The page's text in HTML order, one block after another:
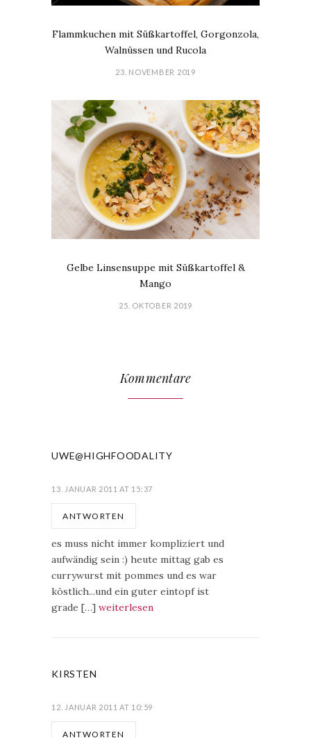
Flammkuchen mit Süßkartoffel, Gorgonzola,
Walnüssen und Rucola
23. NOVEMBER 2019
Gelbe Linsensuppe mit Süßkartoffel &
Mango
25. OKTOBER 2019
Kommentare
UWE@HIGHFOODALITY
13. JANUAR 2011 AT 15:37
ANTWORTEN
es muss nicht immer kompliziert und
aufwändig sein :) heute mittag gab es
currywurst mit pommes und es war
köstlich...und ein guter eintopf ist
grade […] weiterlesen
KIRSTEN
12. JANUAR 2011 AT 10:59
ANTWORTEN